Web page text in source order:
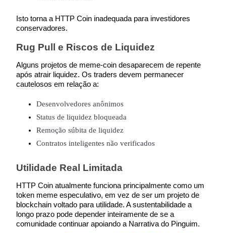
Crypto World Cup 2026: Grand Finale
77,777+3k Rewards
Mais eventos
Ganhe prêmios e recompensas exclusivas
Centro de recompensas
Conecte-seInscrever-se
Isto torna a HTTP Coin inadequada para investidores
conservadores.
Rug Pull e Riscos de Liquidez
Alguns projetos de meme-coin desaparecem de repente
após atrair liquidez. Os traders devem permanecer
cautelosos em relação a:
Desenvolvedores anônimos
Status de liquidez bloqueada
Remoção súbita de liquidez
Contratos inteligentes não verificados
Utilidade Real Limitada
HTTP Coin atualmente funciona principalmente como um
token meme especulativo, em vez de ser um projeto de
blockchain voltado para utilidade. A sustentabilidade a
longo prazo pode depender inteiramente de se a
comunidade continuar apoiando a Narrativa do Pinguim.